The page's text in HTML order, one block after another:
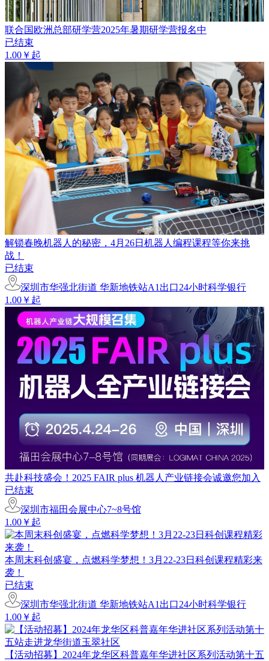
联合国欧洲总部研学营2025年暑期研学营报名中
已结束
1.00￥起
解锁春晚机器人的秘密，4月26日机器人编程课程等你来挑
战！
已结束
深圳市华强北街道 华新地铁站A1出口24小时科学银行
1.00￥起
共赴科技盛会！2025 FAIR plus 机器人产业链接会诚邀您加入
已结束
深圳市福田会展中心7~8号馆
1.00￥起
本周末科创盛宴，点燃科学梦想！3月22-23日科创课程精彩来
袭！
已结束
深圳市华强北街道 华新地铁站A1出口24小时科学银行
1.00￥起
【活动招募】2024年龙华区科普嘉年华进社区系列活动第十五